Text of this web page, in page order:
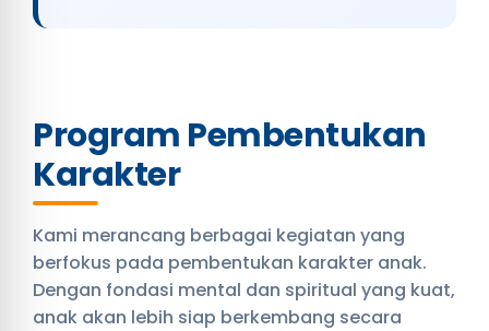
Program Pembentukan
Karakter
Kami merancang berbagai kegiatan yang
berfokus pada pembentukan karakter anak.
Dengan fondasi mental dan spiritual yang kuat,
anak akan lebih siap berkembang secara